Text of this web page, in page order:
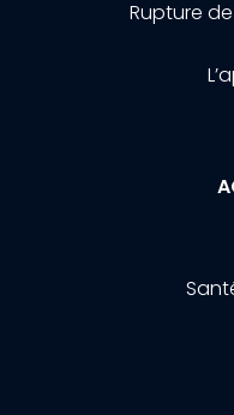
Rupture